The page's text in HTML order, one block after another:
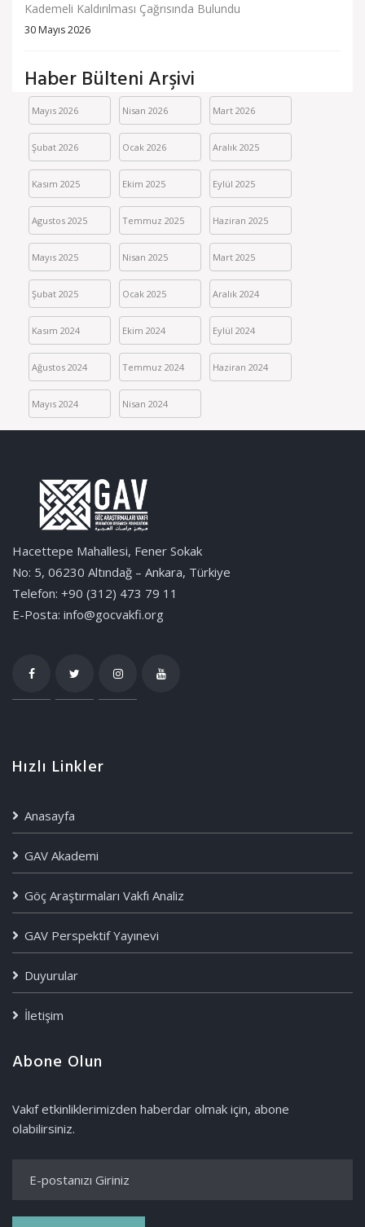
Kademeli Kaldırılması Çağrısında Bulundu
30 Mayıs 2026
Haber Bülteni Arşivi
Mayıs 2026 Nisan 2026 Mart 2026
Şubat 2026 Ocak 2026 Aralık 2025
Kasım 2025 Ekim 2025 Eylül 2025
Agustos 2025 Temmuz 2025 Haziran 2025
Mayıs 2025 Nisan 2025 Mart 2025
Şubat 2025 Ocak 2025 Aralık 2024
Kasım 2024 Ekim 2024 Eylül 2024
Ağustos 2024 Temmuz 2024 Haziran 2024
Mayıs 2024 Nisan 2024
Hacettepe Mahallesi, Fener Sokak
No: 5, 06230 Altındağ – Ankara, Türkiye
Telefon: +90 (312) 473 79 11
E-Posta: info@gocvakfi.org
Hızlı Linkler
Anasayfa
GAV Akademi
Göç Araştırmaları Vakfı Analiz
GAV Perspektif Yayınevi
Duyurular
İletişim
Abone Olun
Vakıf etkinliklerimizden haberdar olmak için, abone
olabilirsiniz.